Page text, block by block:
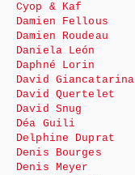
Cyop & Kaf
Damien Fellous
Damien Roudeau
Daniela León
Daphné Lorin
David Giancatarina
David Quertelet
David Snug
Déa Guili
Delphine Duprat
Denis Bourges
Denis Meyer